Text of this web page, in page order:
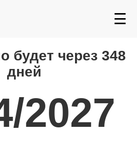
☰
будет через 348
дней
2027